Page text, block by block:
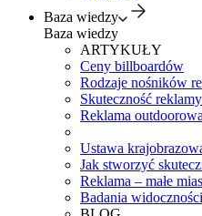
Baza wiedzy
Baza wiedzy
ARTYKUŁY
Ceny billboardów
Rodzaje nośników
Skuteczność
Reklama
Ustawa
Jak stworzyć
Reklama – małe
Badania